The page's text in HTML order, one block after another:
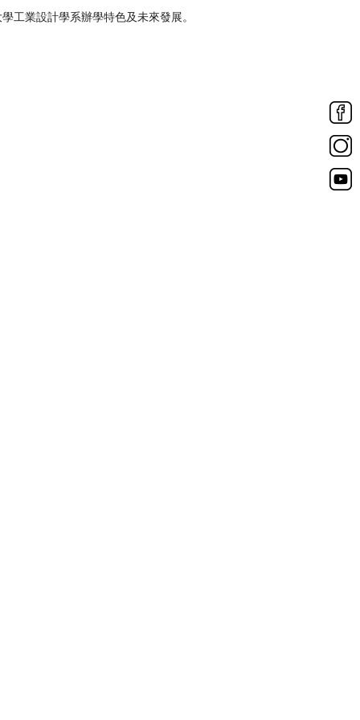
工業設計學系辦學特色及未來發展。